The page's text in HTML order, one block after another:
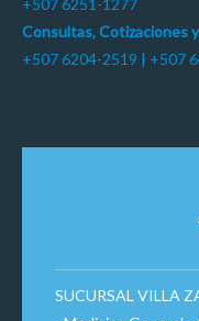
+507 6251-1277
Consultas, Cotizaciones
+507 6204-2519 | +507
SUCURSAL VILLA